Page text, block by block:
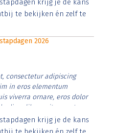
risus tristique posuere.
krijg je de kans
te bekijken én zelf te
2026
consectetur adipiscing
in eros elementum
viverra ornare, eros dolor
diam libero vitae erat.
cursus id rutrum lorem
risus tristique posuere.
krijg je de kans